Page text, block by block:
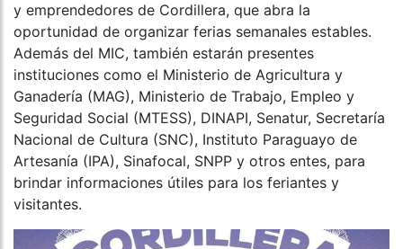
y emprendedores de Cordillera, que abra la
oportunidad de organizar ferias semanales estables.
Además del MIC, también estarán presentes
instituciones como el Ministerio de Agricultura y
Ganadería (MAG), Ministerio de Trabajo, Empleo y
Seguridad Social (MTESS), DINAPI, Senatur, Secretaría
Nacional de Cultura (SNC), Instituto Paraguayo de
Artesanía (IPA), Sinafocal, SNPP y otros entes, para
brindar informaciones útiles para los feriantes y
visitantes.